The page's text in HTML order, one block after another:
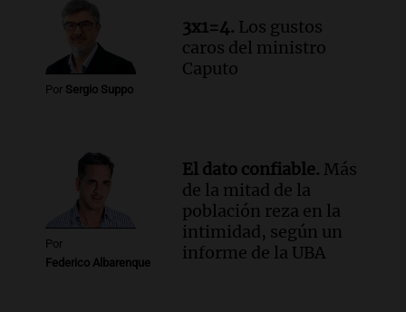
según San Ignacio de Loyola
Panorama Federal
Episodios
Audio.Tormentas y filtraciones: "El
agua entra por donde menos
Episodios
Por Sergio Suppo
3x1=4. Los gustos
caros del ministro
Caputo
Por
Federico Albarenque
El dato confiable. Más
de la mitad de la
población reza en la
intimidad, según un
informe de la UBA